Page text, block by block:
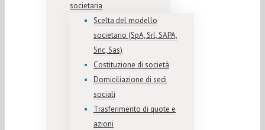
societaria
Scelta del modello
societario (SpA, Srl, SAPA,
Snc, Sas)
Costituzione di società
Domiciliazione di sedi
sociali
Trasferimento di quote e
azioni